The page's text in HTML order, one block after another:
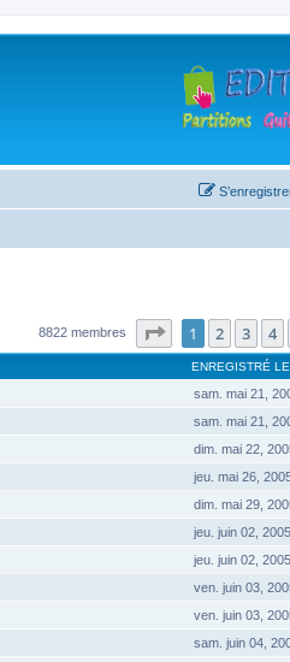
8822 membres Page sur177
1 2 3 4
ENREGISTRÉ LE
sam. mai 21,
sam. mai 21,
dim. mai 22,
jeu. mai 26,
dim. mai 29,
jeu. juin 02,
jeu. juin 02,
ven. juin 03,
ven. juin 03,
sam. juin 04,